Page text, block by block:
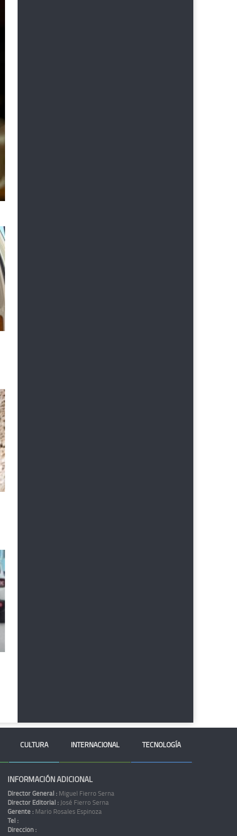
CULTURA INTERNACIONAL TECNOLOGÍA
INFORMACIÓN ADICIONAL
Director General : Miguel Fierro Serna
Director Editorial : José Fierro Serna
Gerente : Mario Rosales Espinoza
Tel :
Dirección :